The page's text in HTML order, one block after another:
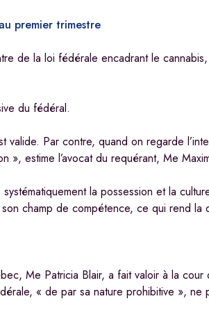
premier trimestre
de la loi fédérale encadrant le
du fédéral.
Par contre, quand on regarde
», estime l’avocat du requérant, Me
la possession et la
champ de compétence, ce qui rend la
Me Patricia Blair, a fait valoir à la
« de par sa nature prohibitive »,